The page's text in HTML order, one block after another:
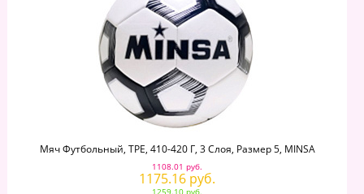
Мяч Футбольный, TPE, 410-420 Г, 3 Слоя, Размер 5, MINSA
1108.01 руб.
1175.16 руб.